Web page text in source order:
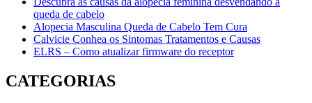
queda de cabelo
Alopecia Masculina Queda de Cabelo Tem Cura
Calvicie Conhea os Sintomas Tratamentos e Causas
ELRS – Como atualizar firmware do receptor
CATEGORIAS